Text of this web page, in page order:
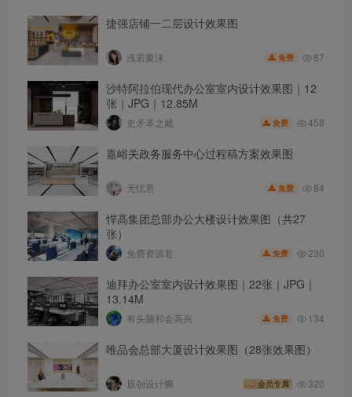
捷强店铺一二层设计效果图
浅若夏沫 免费 87
沙特阿拉伯现代办公室室内设计效果图｜12
张｜JPG｜12.85M
史矛革之藏 免费 458
嘉峪关政务服务中心过程稿方案效果图
无忧君 免费 84
悍高集团总部办公大楼设计效果图（共27
张）
免费资源君 免费 230
迪拜办公室室内设计效果图｜22张｜JPG｜
13.14M
有头脑和会高兴 免费 134
唯品会总部大厦设计效果图（28张效果图）
原创设计狮 会员专属 320